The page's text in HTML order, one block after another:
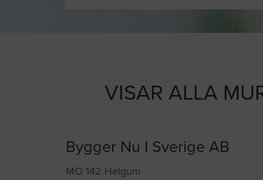
VISAR ALLA
Bygger Nu I Sverige AB
MO 142 Helgum